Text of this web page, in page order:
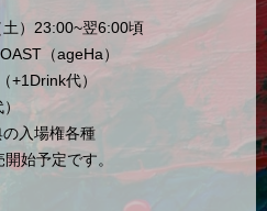
）23:00~翌6:00頃
（ageHa）
代）
入場権各種
始予定です。